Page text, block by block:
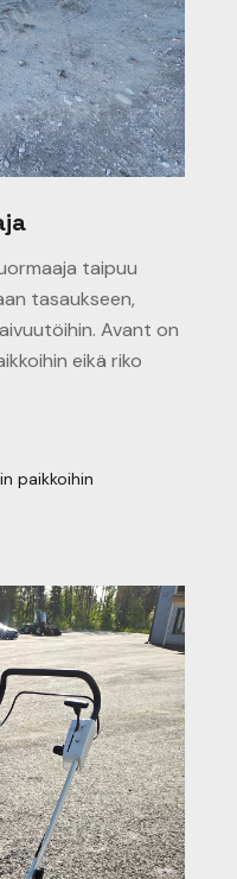
taipuu
tasaukseen,
Avant on
eikä riko
paikkoihin